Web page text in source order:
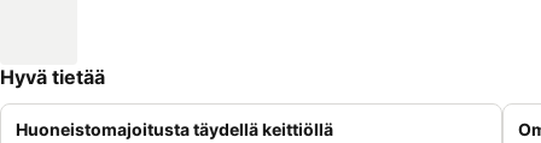
Hyvä tietää
Huoneistomajoitusta täydellä keittiöllä